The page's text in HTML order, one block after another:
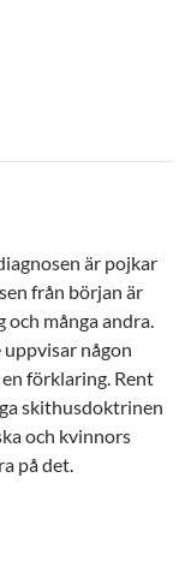
är pojkar
från början är
och många andra.
någon
förklaring. Rent
skithusdoktrinen
och kvinnors
på det.